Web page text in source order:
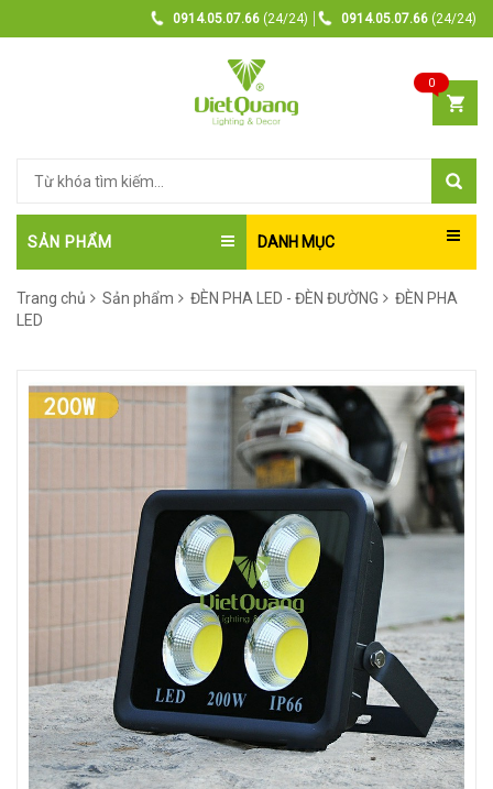
0914.05.07.66 (24/24) 0914.05.07.66 (24/24)
0
SẢN PHẨM DANH MỤC
Trang chủ Sản phẩm ĐÈN PHA LED - ĐÈN ĐƯỜNG
ĐÈN PHA
LED